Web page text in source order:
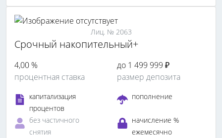
Лиц. № 2063
Срочный накопительный+
4,00 %
процентная ставка
до 1 499 999 ₽
размер депозита
капитализация
процентов
пополнение
без частичного
снятия
начисление %
ежемесячно